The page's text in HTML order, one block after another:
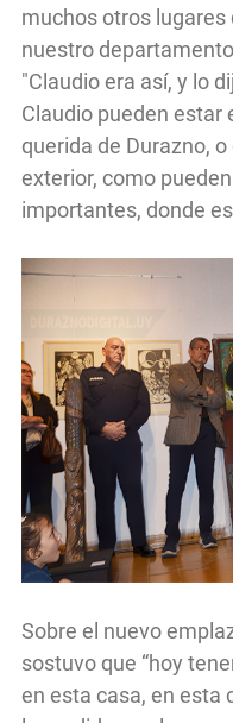
muchos otros
nuestro
"Claudio era así, y lo
Claudio pueden estar
querida de Durazno,
exterior, como
importantes, donde
Sobre el nuevo
sostuvo que “hoy
en esta casa, en esta